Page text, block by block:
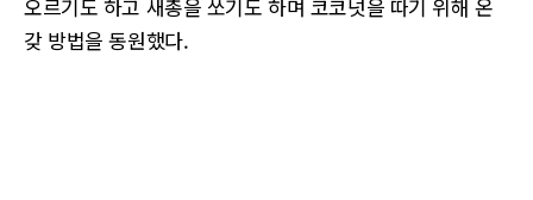
오르기도 하고 새총을 쏘기도 하며 코코넛을 따기 위해 온
갖 방법을 동원했다.